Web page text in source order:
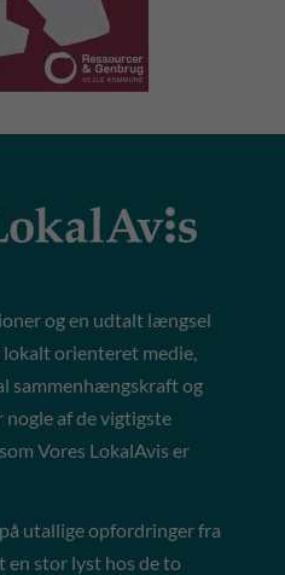
og en udtalt længsel
orienteret medie,
sammenhængskraft og
af de vigtigste
Vores LokalAvis er
utallige opfordringer fra
en stor lyst hos de to